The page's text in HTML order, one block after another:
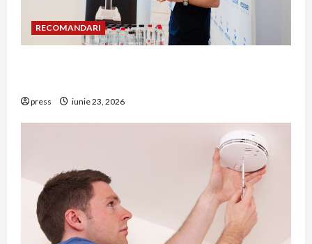
RECOMANDARI
press iunie 23, 2026